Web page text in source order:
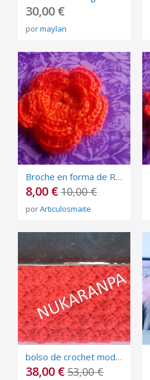
30,00 €
pormaylan
Broche en forma de Rosa
8,00 €10,00 €
porArticulosmaite
bolso de crochet mod. espejo
38,00 €53,00 €